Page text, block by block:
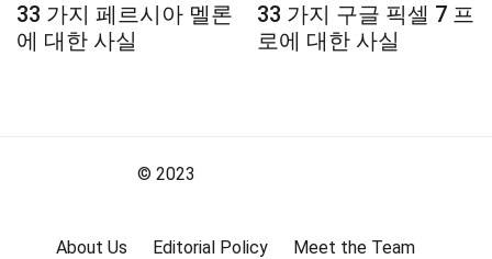
33 가지 페르시아 멜론
에 대한 사실
33 가지 구글 픽셀 7 프
로에 대한 사실
© 2023
About Us Editorial Policy
Meet the Team